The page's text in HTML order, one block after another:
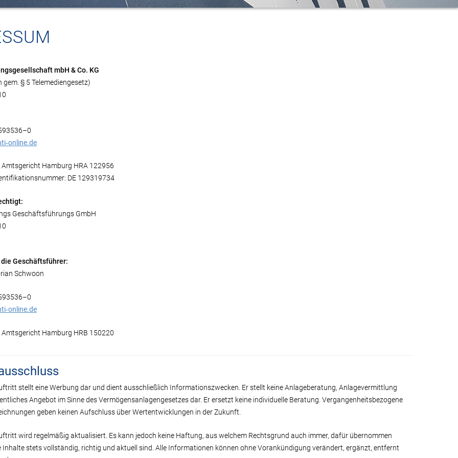
mbH & Co. KG
§ 5 Telemediengesetz)
Hamburg HRA 122956
DE 129319734
Geschäftsführungs GmbH
Geschäftsführer:
Schwoon
Hamburg HRB 150220
stellt eine Werbung dar und dient ausschließlich Informationszwecken. Er stellt keine Anlageberatung, Anlagevermittlung
Angebot im Sinne des Vermögensanlagengesetzes dar. Er ersetzt keine individuelle Beratung. Vergangenheitsbezogene
geben keinen Aufschluss über Wertentwicklungen in der Zukunft.
wird regelmäßig aktualisiert. Es kann jedoch keine Haftung, aus welchem Rechtsgrund auch immer, dafür übernommen
Inhalte stets vollständig, richtig und aktuell sind. Alle Informationen können ohne Vorankündigung verändert, ergänzt, entfernt